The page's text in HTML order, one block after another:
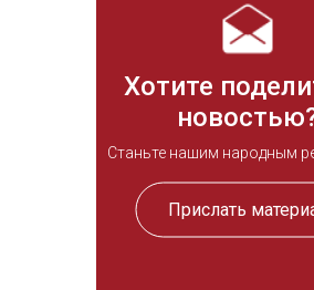
Хотите
Станьте нашим народным
Прислать